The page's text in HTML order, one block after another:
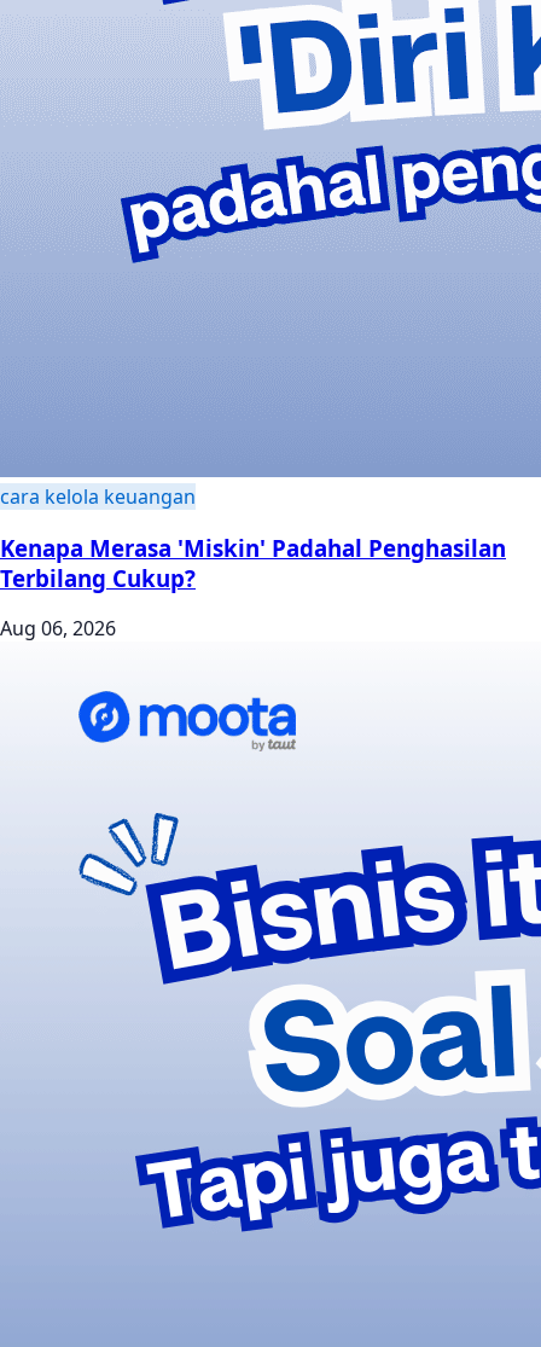
cara kelola keuangan
Kenapa Merasa 'Miskin' Padahal Penghasilan
Terbilang Cukup?
Aug 06, 2026